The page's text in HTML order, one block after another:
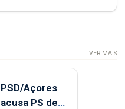
VER MAIS
PSD/Açores
acusa PS de